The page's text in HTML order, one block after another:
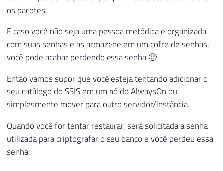
os pacotes.
E caso você não seja uma pessoa metódica e organizada
com suas senhas e as armazene em um cofre de senhas,
você pode acabar perdendo essa senha 🙂
Então vamos supor que você esteja tentando adicionar o
seu catálogo do SSIS em um nó do AlwaysOn ou
simplesmente mover para outro servidor/instância.
Quando você for tentar restaurar, será solicitada a senha
utilizada para criptografar o seu banco e você perdeu essa
senha.